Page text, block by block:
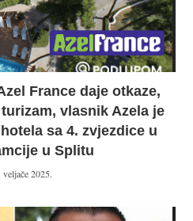
France daje otkaze,
vlasnik Azela je
sa 4. zvjezdice u
u Splitu
veljače 2025.